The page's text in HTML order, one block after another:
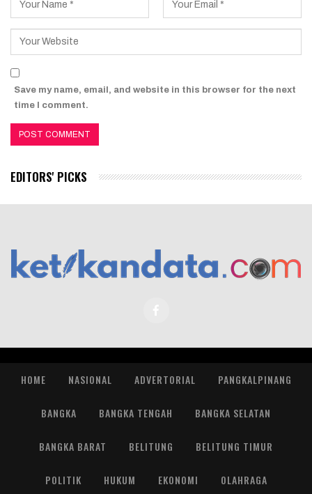
Save my name, email, and website in this browser for the next
time I comment.
EDITORS' PICKS
HOME NASIONAL ADVERTORIAL PANGKALPINANG
BANGKA BANGKA TENGAH BANGKA SELATAN
BANGKA BARAT BELITUNG BELITUNG TIMUR
POLITIK HUKUM EKONOMI OLAHRAGA